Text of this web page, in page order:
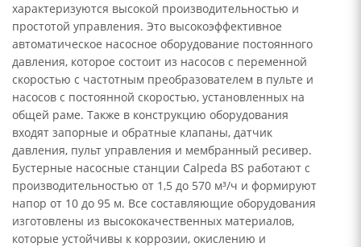
характеризуются высокой производительностью и
простотой управления. Это высокоэффективное
автоматическое насосное оборудование постоянного
давления, которое состоит из насосов с переменной
скоростью с частотным преобразователем в пульте и
насосов с постоянной скоростью, установленных на
общей раме. Также в конструкцию оборудования
входят запорные и обратные клапаны, датчик
давления, пульт управления и мембранный ресивер.
Бустерные насосные станции Calpeda BS работают с
производительностью от 1,5 до 570 м³/ч и формируют
напор от 10 до 95 м. Все составляющие оборудования
изготовлены из высококачественных материалов,
которые устойчивы к коррозии, окислению и